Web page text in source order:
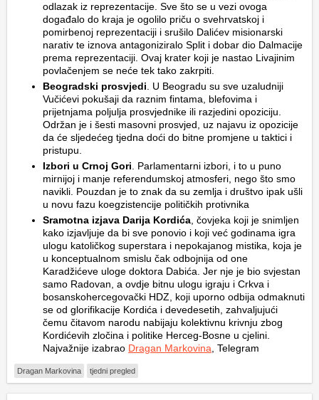
odlazak iz reprezentacije. Sve što se u vezi ovoga
događalo do kraja je ogolilo priču o svehrvatskoj i
pomirbenoj reprezentaciji i srušilo Dalićev misionarski
narativ te iznova antagoniziralo Split i dobar dio Dalmacije
prema reprezentaciji. Ovaj krater koji je nastao Livajinim
povlačenjem se neće tek tako zakrpiti.
Beogradski prosvjedi . U Beogradu su sve uzaludniji
Vučićevi pokušaji da raznim fintama, blefovima i
prijetnjama poljulja prosvjednike ili razjedini opoziciju.
Održan je i šesti masovni prosvjed, uz najavu iz opozicije
da će sljedećeg tjedna doći do bitne promjene u taktici i
pristupu.
Izbori u Crnoj Gori . Parlamentarni izbori, i to u puno
mirnijoj i manje referendumskoj atmosferi, nego što smo
navikli. Pouzdan je to znak da su zemlja i društvo ipak ušli
u novu fazu koegzistencije političkih protivnika
Sramotna izjava Darija Kordića , čovjeka koji je snimljen
kako izjavljuje da bi sve ponovio i koji već godinama igra
ulogu katoličkog superstara i nepokajanog mistika, koja je
u konceptualnom smislu čak odbojnija od one
Karadžićeve uloge doktora Dabića. Jer nje je bio svjestan
samo Radovan, a ovdje bitnu ulogu igraju i Crkva i
bosanskohercegovački HDZ, koji uporno odbija odmaknuti
se od glorifikacije Kordića i devedesetih, zahvaljujući
čemu čitavom narodu nabijaju kolektivnu krivnju zbog
Kordićevih zločina i politike Herceg-Bosne u cjelini.
Najvažnije izabrao Dragan Markovina , Telegram
Dragan Markovina tjedni pregled